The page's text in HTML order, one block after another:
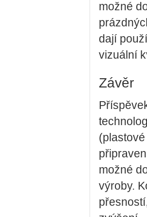
možné
dají
vizuální
Závěr
možné
výroby.